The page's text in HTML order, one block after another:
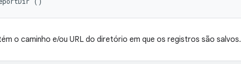
o caminho e/ou URL do diretório em que os registros são salvos.